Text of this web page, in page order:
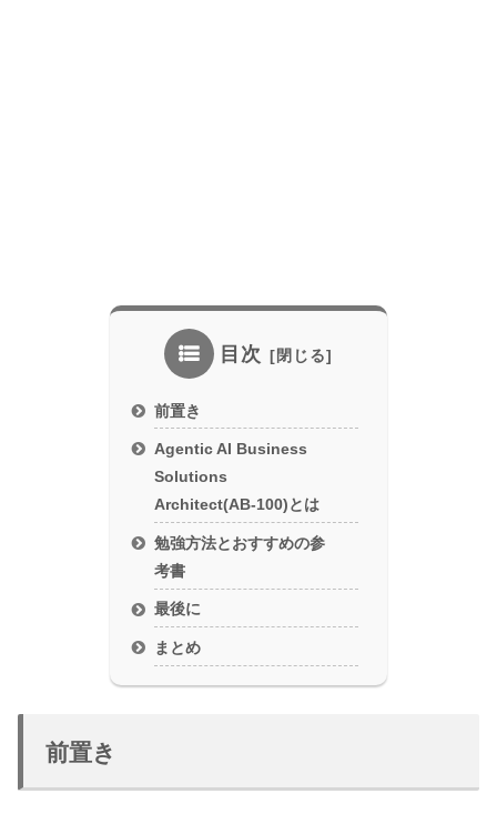
目次
前置き
Agentic AI Business
Solutions
Architect(AB-100)とは
勉強方法とおすすめの参
考書
最後に
まとめ
前置き